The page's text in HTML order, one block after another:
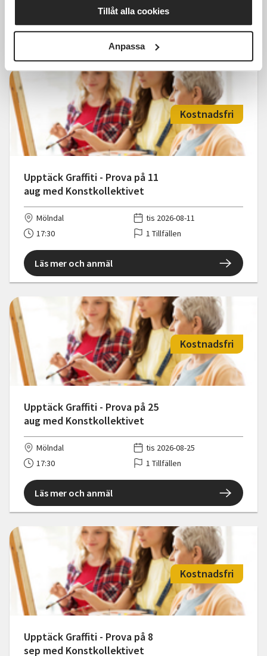
Tillåt alla cookies
Anpassa
Läs mer och anmäl
Upptäck Graffiti - Prova på 11
aug med Konstkollektivet
Kostnadsfri
Mölndal
tis 2026-08-11
17:30
1 Tillfällen
Läs mer och anmäl
Upptäck Graffiti - Prova på 25
aug med Konstkollektivet
Kostnadsfri
Mölndal
tis 2026-08-25
17:30
1 Tillfällen
Läs mer och anmäl
Upptäck Graffiti - Prova på 8
sep med Konstkollektivet
Kostnadsfri